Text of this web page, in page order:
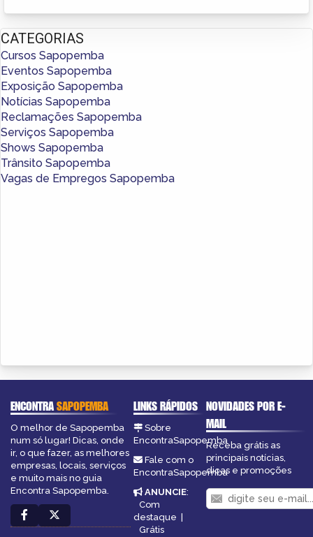
CATEGORIAS
Cursos Sapopemba
Eventos Sapopemba
Exposição Sapopemba
Notícias Sapopemba
Reclamações Sapopemba
Serviços Sapopemba
Shows Sapopemba
Trânsito Sapopemba
Vagas de Empregos Sapopemba
ENCONTRASAPOPEMBA
O melhor de Sapopemba
num só lugar! Dicas, onde
ir, o que fazer, as melhores
empresas, locais, serviços
e muito mais no guia
Encontra Sapopemba.
LINKS RÁPIDOS
Sobre
EncontraSapopemba
Fale com o
EncontraSapopemba
ANUNCIE:
Com
destaque
Grátis
NOVIDADES POR E-
MAIL
Receba grátis as
principais notícias,
dicas e promoções